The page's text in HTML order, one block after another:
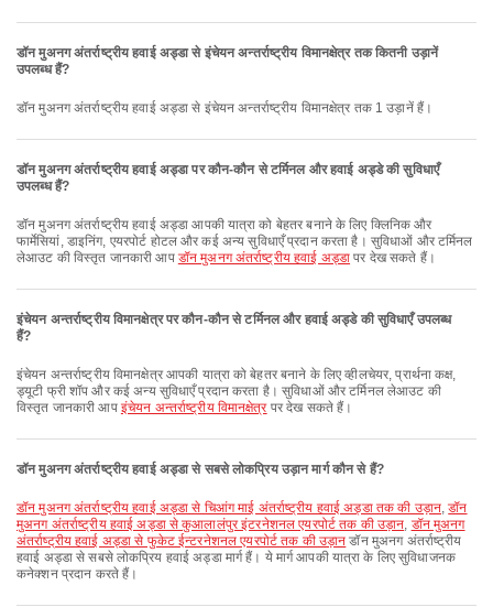
डॉन मुअनग अंतर्राष्ट्रीय हवाई अड्डा से इंचेयन अन्तर्राष्ट्रीय विमानक्षेत्र तक कितनी उड़ानें
उपलब्ध हैं?
डॉन मुअनग अंतर्राष्ट्रीय हवाई अड्डा से इंचेयन अन्तर्राष्ट्रीय विमानक्षेत्र तक 1 उड़ानें हैं।
डॉन मुअनग अंतर्राष्ट्रीय हवाई अड्डा पर कौन-कौन से टर्मिनल और हवाई अड्डे की सुविधाएँ
उपलब्ध हैं?
डॉन मुअनग अंतर्राष्ट्रीय हवाई अड्डा आपकी यात्रा को बेहतर बनाने के लिए क्लिनिक और
फार्मेसियां, डाइनिंग, एयरपोर्ट होटल और कई अन्य सुविधाएँ प्रदान करता है। सुविधाओं और टर्मिनल
लेआउट की विस्तृत जानकारी आप डॉन मुअनग अंतर्राष्ट्रीय हवाई अड्डा पर देख सकते हैं।
इंचेयन अन्तर्राष्ट्रीय विमानक्षेत्र पर कौन-कौन से टर्मिनल और हवाई अड्डे की सुविधाएँ उपलब्ध
हैं?
इंचेयन अन्तर्राष्ट्रीय विमानक्षेत्र आपकी यात्रा को बेहतर बनाने के लिए व्हीलचेयर, प्रार्थना कक्ष,
ड्यूटी फ्री शॉप और कई अन्य सुविधाएँ प्रदान करता है। सुविधाओं और टर्मिनल लेआउट की
विस्तृत जानकारी आप इंचेयन अन्तर्राष्ट्रीय विमानक्षेत्रपर देख सकते हैं।
डॉन मुअनग अंतर्राष्ट्रीय हवाई अड्डा से सबसे लोकप्रिय उड़ान मार्ग कौन से हैं?
डॉन मुअनग अंतर्राष्ट्रीय हवाई अड्डा से चिआंग माई अंतर्राष्ट्रीय हवाई अड्डा तक की उड़ान,डॉन
मुअनग अंतर्राष्ट्रीय हवाई अड्डा से कुआलालंपुर इंटरनेशनल एयरपोर्ट तक की उड़ान, डॉन मुअनग
अंतर्राष्ट्रीय हवाई अड्डा से फुकेट ईन्टरनेशनल एयरपोर्ट तक की उड़ान डॉन मुअनग अंतर्राष्ट्रीय
हवाई अड्डा से सबसे लोकप्रिय हवाई अड्डा मार्ग हैं। ये मार्ग आपकी यात्रा के लिए सुविधाजनक
कनेक्शन प्रदान करते हैं।